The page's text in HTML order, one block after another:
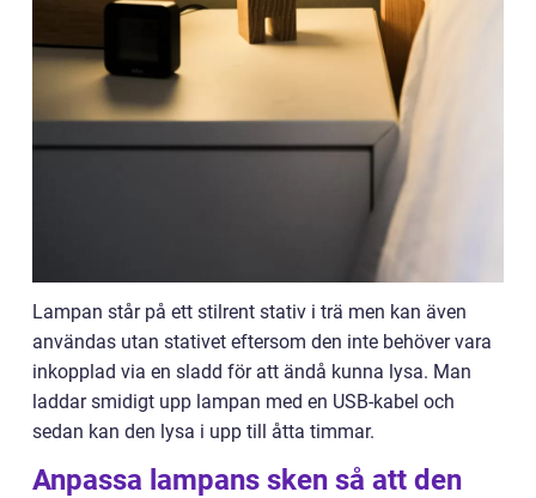
Lampan står på ett stilrent stativ i trä men kan även
användas utan stativet eftersom den inte behöver vara
inkopplad via en sladd för att ändå kunna lysa. Man
laddar smidigt upp lampan med en USB-kabel och
sedan kan den lysa i upp till åtta timmar.
Anpassa lampans sken så att den